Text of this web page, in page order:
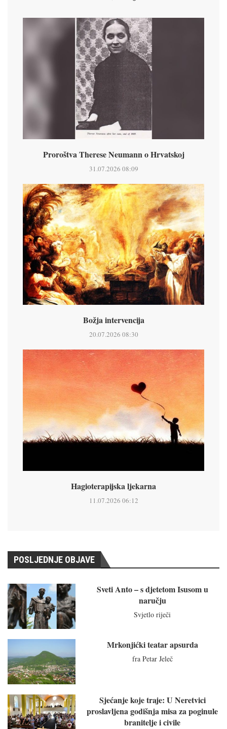
Proroštva Therese Neumann o Hrvatskoj
31.07.2026 08:09
Božja intervencija
20.07.2026 08:30
Hagioterapijska ljekarna
11.07.2026 06:12
POSLJEDNJE OBJAVE
Sveti Anto – s djetetom Isusom u
naručju
Svjetlo riječi
Mrkonjićki teatar apsurda
fra Petar Jeleč
Sjećanje koje traje: U Neretvici
proslavljena godišnja misa za poginule
branitelje i civile